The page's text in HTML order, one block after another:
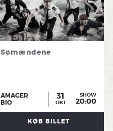
Sømændene
AMAGER
BIO
31
OKT
SHOW
20:00
KØB BILLET